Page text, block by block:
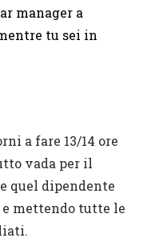
manager a
tu sei in
a fare 13/14 ore
vada per il
quel dipendente
mettendo tutte le